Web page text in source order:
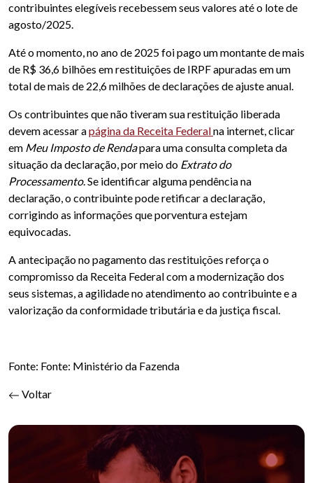
contribuintes elegíveis recebessem seus valores até o lote de
agosto/2025.
Até o momento, no ano de 2025 foi pago um montante de mais
de R$ 36,6 bilhões em restituições de IRPF apuradas em um
total de mais de 22,6 milhões de declarações de ajuste anual.
Os contribuintes que não tiveram sua restituição liberada
devem acessar apágina da Receita Federalna internet, clicar
em Meu Imposto de Rendapara uma consulta completa da
situação da declaração, por meio do Extrato do
Processamento. Se identificar alguma pendência na
declaração, o contribuinte pode retificar a declaração,
corrigindo as informações que porventura estejam
equivocadas.
A antecipação no pagamento das restituições reforça o
compromisso da Receita Federal com a modernização dos
seus sistemas, a agilidade no atendimento ao contribuinte e a
valorização da conformidade tributária e da justiça fiscal.
Fonte: Fonte: Ministério da Fazenda
Voltar